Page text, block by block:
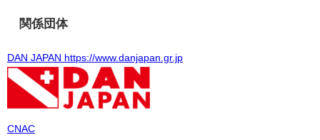
関係団体
DAN JAPAN https://www.danjapan.gr.jp
CNAC